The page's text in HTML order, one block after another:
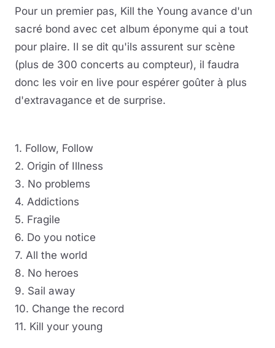
Pour un premier pas, Kill the Young avance d'un
sacré bond avec cet album éponyme qui a tout
pour plaire. Il se dit qu'ils assurent sur scène
(plus de 300 concerts au compteur), il faudra
donc les voir en live pour espérer goûter à plus
d'extravagance et de surprise.
1. Follow, Follow
2. Origin of Illness
3. No problems
4. Addictions
5. Fragile
6. Do you notice
7. All the world
8. No heroes
9. Sail away
10. Change the record
11. Kill your young